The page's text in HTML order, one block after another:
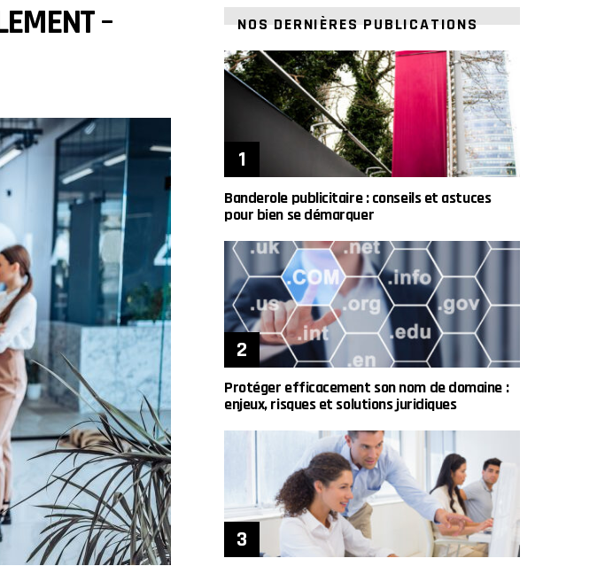
– NOS DERNIÈRES PUBLICATIONS
Banderole publicitaire : conseils et astuces
pour bien se démarquer
Protéger efficacement son nom de domaine :
enjeux, risques et solutions juridiques